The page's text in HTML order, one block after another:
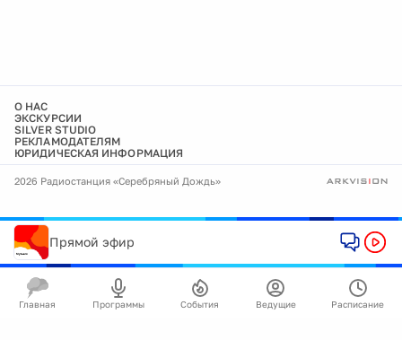
О НАС
ЭКСКУРСИИ
SILVER STUDIO
РЕКЛАМОДАТЕЛЯМ
ЮРИДИЧЕСКАЯ ИНФОРМАЦИЯ
2026 Радиостанция «Серебряный Дождь»
Прямой эфир
Главная Программы События Ведущие Расписание